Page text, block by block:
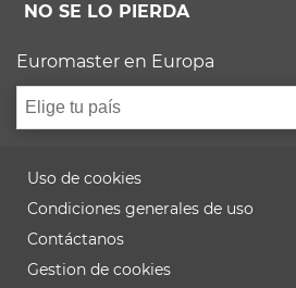
NO SE LO PIERDA
Euromaster en Europa
Elige tu país
Uso de cookies
Condiciones generales de uso
Contáctanos
Gestion de cookies